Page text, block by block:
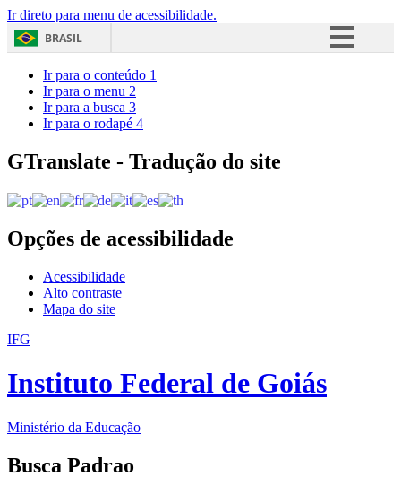
Ir direto para menu de acessibilidade.
BRASIL
Acesso à informação
Ir para o conteúdo 1
Ir para o menu 2
Ir para a busca 3
Ir para o rodapé 4
GTranslate - Tradução do site
Opções de acessibilidade
Acessibilidade
Alto contraste
Mapa do site
IFG
Instituto Federal de Goiás
Ministério da Educação
Busca Padrao